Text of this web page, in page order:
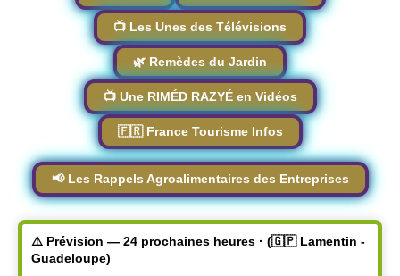
📺 Les Unes des Télévisions
🌿 Remèdes du Jardin
📺 Une RIMÉD RAZYÉ en Vidéos
🇫🇷 France Tourisme Infos
📢 Les Rappels Agroalimentaires des Entreprises
⚠️ Prévision — 24 prochaines heures · (🇬🇵 Lamentin -
Guadeloupe)